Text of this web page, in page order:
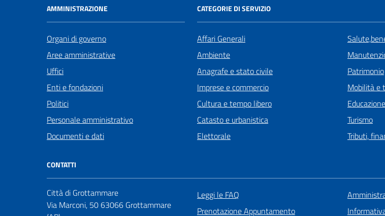
AMMINISTRAZIONE
Organi di governo
Aree amministrative
Uffici
Enti e fondazioni
Politici
Personale amministrativo
Documenti e dati
CATEGORIE DI SERVIZIO
Affari Generali
Ambiente
Anagrafe e stato civile
Imprese e commercio
Cultura e tempo libero
Catasto e urbanistica
Elettorale
Patrimonio
Mobilità e
Turismo
Tributi,
CONTATTI
Città di Grottammare
Via Marconi, 50 63066 Grottammare
Leggi le FAQ
Prenotazione Appuntamento